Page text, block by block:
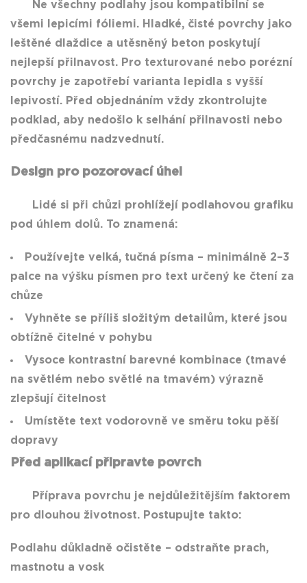
Ne všechny podlahy jsou kompatibilní se
všemi lepicími fóliemi. Hladké, čisté povrchy jako
leštěné dlaždice a utěsněný beton poskytují
nejlepší přilnavost. Pro texturované nebo porézní
povrchy je zapotřebí varianta lepidla s vyšší
lepivostí. Před objednáním vždy zkontrolujte
podklad, aby nedošlo k selhání přilnavosti nebo
předčasnému nadzvednutí.
Design pro pozorovací úhel
Lidé si při chůzi prohlížejí podlahovou grafiku
pod úhlem dolů. To znamená:
Používejte velká, tučná písma – minimálně 2–3
palce na výšku písmen pro text určený ke čtení za
chůze
Vyhněte se příliš složitým detailům, které jsou
obtížně čitelné v pohybu
Vysoce kontrastní barevné kombinace (tmavé
na světlém nebo světlé na tmavém) výrazně
zlepšují čitelnost
Umístěte text vodorovně ve směru toku pěší
dopravy
Před aplikací připravte povrch
Příprava povrchu je nejdůležitějším faktorem
pro dlouhou životnost. Postupujte takto:
Podlahu důkladně očistěte – odstraňte prach,
mastnotu a vosk